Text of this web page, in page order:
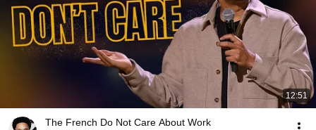
12:51
The French Do Not Care About Work